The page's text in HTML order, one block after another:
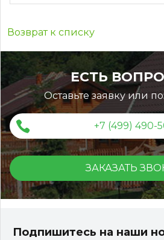
Возврат к списку
ЕСТЬ
Оставьте заявку или
+7 (499) 490-
ЗАКАЗАТЬ
Подпишитесь на наши